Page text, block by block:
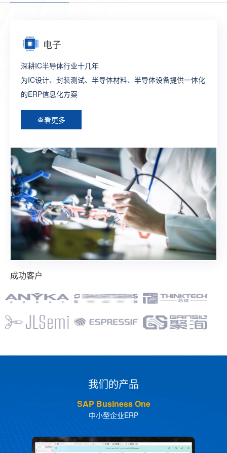
电子
深耕IC半导体行业十几年
为IC设计、封装测试、半导体材料、半导体设备提供一体化
的ERP信息化方案
查看更多
成功客户
制造
制造行业全供应链ERP流程方案
构建完整的大供应链管理体系，提供各个层面个性化，行业
化的ERP定制方案
查看更多
成功客户
汽配
打造生产全程一体化全业务链SAP解决方案
为制造型企业构建数字化工厂整体型ERP系统方案
成功客户
零售
一款端到端闭环式的新零售一体化SAP解决方案
整合线上线下建立多渠道触达式消费体系，构建智慧型零售
综合型ERP方案
查看更多
成功客户
贸易
为外贸企业提供管理及运营一体化的ERP深度解决方案，让
外贸企业通过精细化管理实现效率最大化
成功客户
我们的产品
SAP Business One
中小型企业ERP